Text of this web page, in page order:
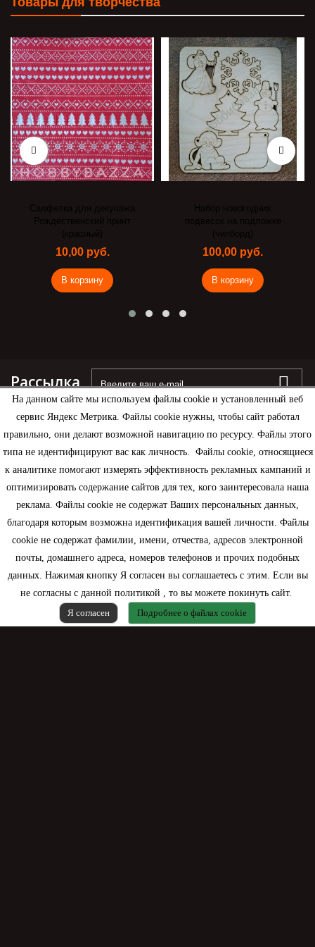
На данном сайте мы используем файлы cookie и установленный веб
сервис Яндекс Метрика. Файлы cookie нужны, чтобы сайт работал
правильно, они делают возможной навигацию по ресурсу. Файлы этого
типа не идентифицируют вас как личность. Файлы cookie, относящиеся
к аналитике помогают измерять эффективность рекламных кампаний и
оптимизировать содержание сайтов для тех, кого заинтересовала наша
реклама. Файлы cookie не содержат Ваших персональных данных,
благодаря которым возможна идентификация вашей личности. Файлы
cookie не содержат фамилии, имени, отчества, адресов электронной
почты, домашнего адреса, номеров телефонов и прочих подобных
данных. Нажимая кнопку Я согласен вы соглашаетесь с этим. Если вы
не согласны с данной политикой , то вы можете покинуть сайт.
Я согласен
Подробнее о файлах cookie
Салфетка для декупажа
Рождественский принт
(красный)
10,00 руб.
В корзину
Набор новогодних
подвесок на подложке
(чипборд)
100,00 руб.
В корзину
Рассылка
Информация
Моя учетная запись
Контактная информация